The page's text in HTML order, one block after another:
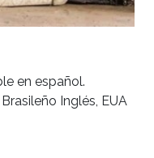
en español.
Inglés, EUA